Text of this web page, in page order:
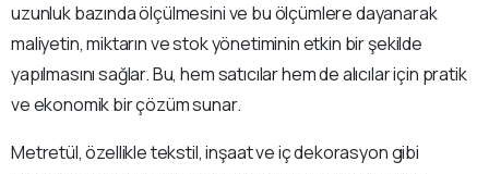
uzunluk bazında ölçülmesini ve bu ölçümlere dayanarak
maliyetin, miktarın ve stok yönetiminin etkin bir şekilde
yapılmasını sağlar. Bu, hem satıcılar hem de alıcılar için pratik
ve ekonomik bir çözüm sunar.
Metretül, özellikle tekstil, inşaat ve iç dekorasyon gibi